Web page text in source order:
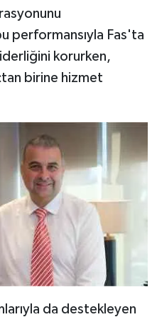
performansıyla Fas'ta
korurken,
birine hizmet
da destekleyen